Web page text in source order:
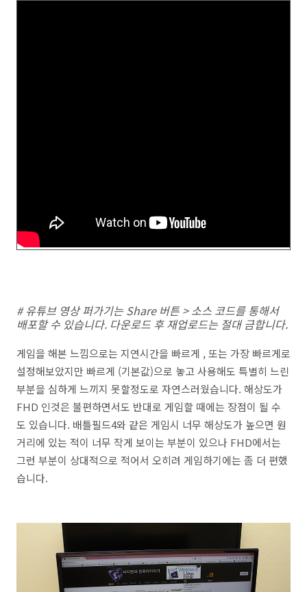
# 유튜브 영상 퍼가기는 Share 버튼 > 소스 코드를 통해서
배포할 수 있습니다. 다운로드 후 재업로드는 절대 금합니다.
게임을 해본 느낌으로는 지연시간을 빠르게 , 또는 가장 빠르게로
설정해보았지만 빠르게 (기본값)으로 놓고 사용해도 특별히 느린
부분을 심하게 느끼지 못할정도로 자연스러웠습니다. 해상도가
FHD 인것은 불편하면서도 반대로 게임할 때에는 장점이 될 수
도 있습니다. 배틀필드4와 같은 게임시 너무 해상도가 높으면 원
거리에 있는 적이 너무 작게 보이는 부분이 있으나 FHD에서는
그런 부분이 상대적으로 적어서 오히려 게임하기에는 좀 더 편했
습니다.